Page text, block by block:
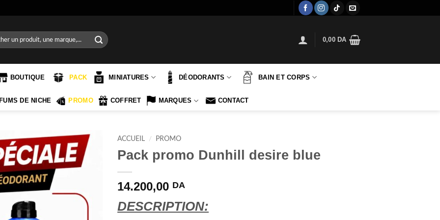
0,00 DA
BOUTIQUE PACK MINIATURES DÉODORANTS BAIN ET CORPS
DE NICHE PROMO COFFRET MARQUES CONTACT
ACCUEIL / PROMO
Pack promo Dunhill desire blue
14.200,00 DA
DESCRIPTION: